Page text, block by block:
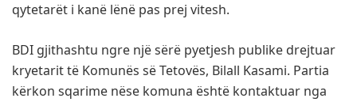
qytetarët i kanë lënë pas prej vitesh.
BDI gjithashtu ngre një sërë pyetjesh publike drejtuar
kryetarit të Komunës së Tetovës, Bilall Kasami. Partia
kërkon sqarime nëse komuna është kontaktuar nga